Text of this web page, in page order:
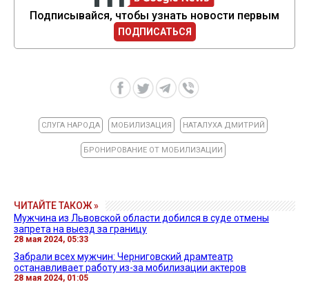
Подписывайся, чтобы узнать новости первым
ПОДПИСАТЬСЯ
СЛУГА НАРОДА МОБИЛИЗАЦИЯ НАТАЛУХА ДМИТРИЙ
БРОНИРОВАНИЕ ОТ МОБИЛИЗАЦИИ
ЧИТАЙТЕ ТАКОЖ »
Мужчина из Львовской области добился в суде отмены
запрета на выезд за границу
28 мая 2024, 05:33
Забрали всех мужчин: Черниговский драмтеатр
останавливает работу из-за мобилизации актеров
28 мая 2024, 01:05